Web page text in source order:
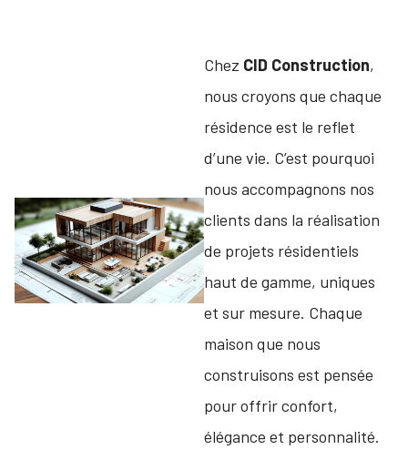
Chez CID Construction,
nous croyons que chaque
résidence est le reflet
d’une vie. C’est pourquoi
nous accompagnons nos
clients dans la réalisation
de projets résidentiels
haut de gamme, uniques
et sur mesure. Chaque
maison que nous
construisons est pensée
pour offrir confort,
élégance et personnalité.